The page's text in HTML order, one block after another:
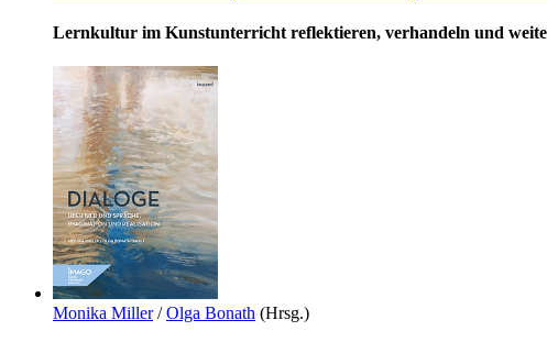
Lernkultur im Kunstunterricht reflektieren, verhandeln und
Monika Miller/Olga Bonath (Hrsg.)